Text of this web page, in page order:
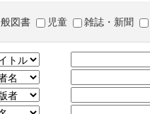
図書 児童 雑誌・新聞